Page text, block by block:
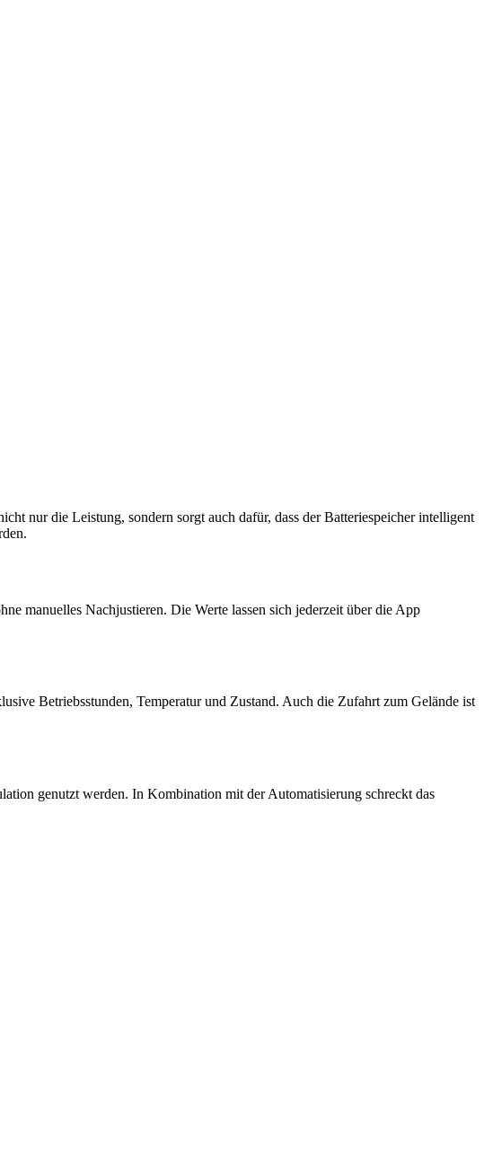
nur die Leistung, sondern sorgt auch dafür, dass der Batteriespeicher intelligent
manuelles Nachjustieren. Die Werte lassen sich jederzeit über die App
Betriebsstunden, Temperatur und Zustand. Auch die Zufahrt zum Gelände ist
genutzt werden. In Kombination mit der Automatisierung schreckt das